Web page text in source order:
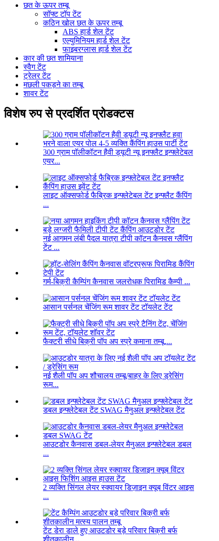
छत के ऊपर तम्बू
सॉफ्ट टॉप टेंट
कठिन खोल छत के ऊपर तम्बू
ABS हार्ड शेल टेंट
एल्युमिनियम हार्ड शेल टेंट
फाइबरग्लास हार्ड शेल टेंट
कार की छत शामियाना
स्वैग टेंट
ट्रेलर टेंट
मछली पकड़ने का तम्बू
शावर टेंट
विशेष रुप से प्रदर्शित प्रोडक्टस
300 ग्राम पॉलीकॉटन हैवी ड्यूटी न्यू इनफ्लैट इन्फ्लेटेबल
एयर...
लाइट ऑक्सफोर्ड फैब्रिक इन्फ्लेटेबल टेंट इन्फ्लैट कैंपिंग
...
नई आगमन लंबी पैदल यात्रा टीपी कॉटन कैनवस ग्लैंपिंग
टेंट ...
गर्म-बिक्री कैम्पिंग कैनवास जलरोधक पिरामिड कैम्पी ...
आसान पर्सनल चेंजिंग रूम शावर टेंट टॉयलेट टेंट
फैक्टरी सीधे बिक्री पॉप अप स्प्रे कमाना तम्बू,...
नई शैली पॉप अप शौचालय तम्बू/बाहर के लिए ड्रेसिंग
रूम...
डबल इन्फ्लेटेबल टेंट SWAG मैनुअल इन्फ्लेटेबल टेंट
आउटडोर कैनवास डबल-लेयर मैनुअल इन्फ्लेटेबल डबल
...
2 व्यक्ति सिंगल लेयर स्क्वायर डिज़ाइन क्यूब विंटर आइस
...
टेंट डेरा डाले हुए आउटडोर बड़े परिवार बिक्री बर्फ